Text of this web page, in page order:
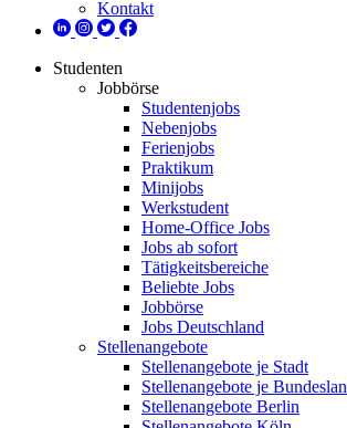
Kontakt
Studenten
Jobbörse
Studentenjobs
Nebenjobs
Ferienjobs
Praktikum
Minijobs
Werkstudent
Home-Office Jobs
Jobs ab sofort
Tätigkeitsbereiche
Beliebte Jobs
Jobbörse
Jobs Deutschland
Stellenangebote
Stellenangebote je Stadt
Stellenangebote je
Stellenangebote Berlin